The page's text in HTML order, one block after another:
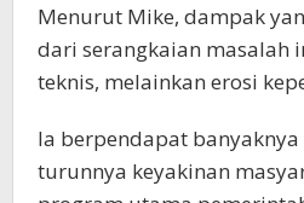
Menurut Mike, dampak
dari serangkaian masalah
teknis, melainkan erosi
Ia berpendapat
turunnya keyakinan